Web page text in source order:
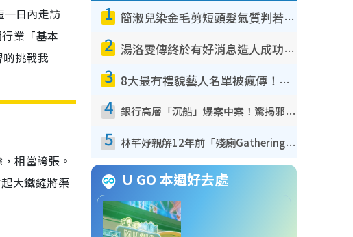
日內走訪
業「基本
挑戰我
相當誇張。
大鐵鏟將渠
1 簡淑兒染金毛剪短頭髮氣質判若兩人！嚇壞老公麥大力都認唔出：「你做咩事？」
2 湯洛雯傳終於有好消息造人成功！兩大細節曝孕味極濃惹猜測：大肚婆先會咁！
3 8大最冇禮貌藝人名單被瘋傳！網民揭發明星真面目 一致數臭呢位係無品天花板？
4 銀行高層「沉船」爆案中案！驚揭邪教洗腦操控賣淫被吞600萬 幕後黑手講多錯多
5 林芊妤親解12年前「殘廁Gathering」真相！高層解約一句話重創尊嚴至今拒返TVB
U GO 本週好去處